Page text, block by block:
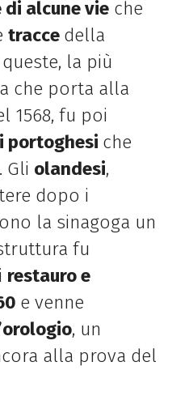
di alcune vieche
tracce della
queste, la più
che porta alla
1568, fu poi
portoghesi che
Gli olandesi,
dopo i
la sinagoga un
fu
restauro e
e venne
, un
alla prova del